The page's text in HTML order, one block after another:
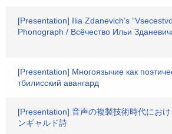
[Presentation] Ilia Zdanevich’s
Phonograph / Всёчество Ильи
[Presentation] Многоязычие как
тбилисский авангард
[Presentation] 音声の複製技術時代にお
ンギャルド詩